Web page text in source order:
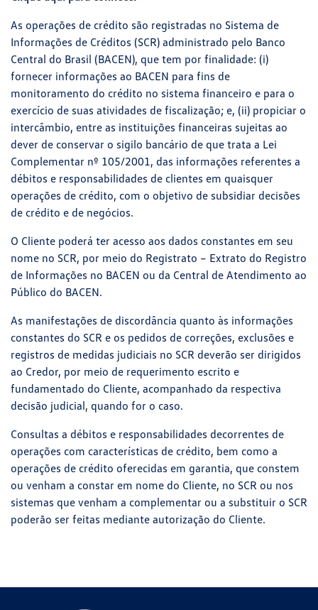
As operações de crédito são registradas no Sistema de
Informações de Créditos (SCR) administrado pelo Banco
Central do Brasil (BACEN), que tem por finalidade: (i)
fornecer informações ao BACEN para fins de
monitoramento do crédito no sistema financeiro e para o
exercício de suas atividades de fiscalização; e, (ii) propiciar o
intercâmbio, entre as instituições financeiras sujeitas ao
dever de conservar o sigilo bancário de que trata a Lei
Complementar nº 105/2001, das informações referentes a
débitos e responsabilidades de clientes em quaisquer
operações de crédito, com o objetivo de subsidiar decisões
de crédito e de negócios.
O Cliente poderá ter acesso aos dados constantes em seu
nome no SCR, por meio do Registrato – Extrato do Registro
de Informações no BACEN ou da Central de Atendimento ao
Público do BACEN.
As manifestações de discordância quanto às informações
constantes do SCR e os pedidos de correções, exclusões e
registros de medidas judiciais no SCR deverão ser dirigidos
ao Credor, por meio de requerimento escrito e
fundamentado do Cliente, acompanhado da respectiva
decisão judicial, quando for o caso.
Consultas a débitos e responsabilidades decorrentes de
operações com características de crédito, bem como a
operações de crédito oferecidas em garantia, que constem
ou venham a constar em nome do Cliente, no SCR ou nos
sistemas que venham a complementar ou a substituir o SCR
poderão ser feitas mediante autorização do Cliente.